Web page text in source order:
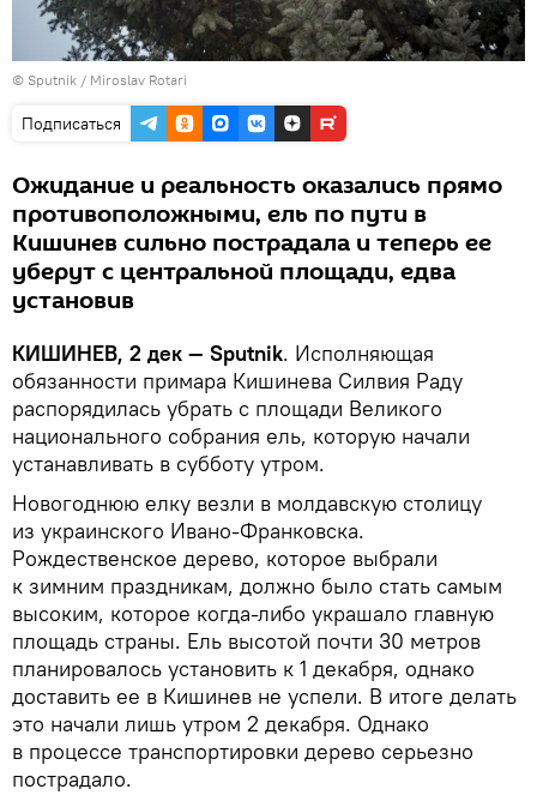
© Sputnik / Miroslav Rotari
Подписаться
Ожидание и реальность оказались прямо
противоположными, ель по пути в
Кишинев сильно пострадала и теперь ее
уберут с центральной площади, едва
установив
КИШИНЕВ, 2 дек — Sputnik. Исполняющая
обязанности примара Кишинева Силвия Раду
распорядилась убрать с площади Великого
национального собрания ель, которую начали
устанавливать в субботу утром.
Новогоднюю елку везли в молдавскую столицу
из украинского Ивано-Франковска.
Рождественское дерево, которое выбрали
к зимним праздникам, должно было стать самым
высоким, которое когда-либо украшало главную
площадь страны. Ель высотой почти 30 метров
планировалось установить к 1 декабря, однако
доставить ее в Кишинев не успели. В итоге делать
это начали лишь утром 2 декабря. Однако
в процессе транспортировки дерево серьезно
пострадало.